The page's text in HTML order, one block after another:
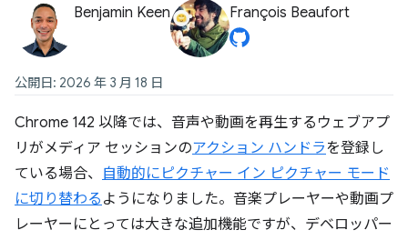
Benjamin Keen François Beaufort
公開日: 2026 年 3 月 18 日
Chrome 142 以降では、音声や動画を再生するウェブアプ
リがメディア セッションのアクション ハンドラを登録し
ている場合、 自動的にピクチャー イン ピクチャー モード
に切り替わる ようになりました。音楽プレーヤーや動画プ
レーヤーにとっては大きな追加機能ですが、デベロッパー